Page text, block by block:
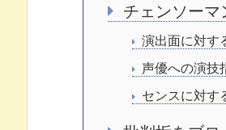
チェンソーマ
演出面に対す
声優への演技
センスに対す